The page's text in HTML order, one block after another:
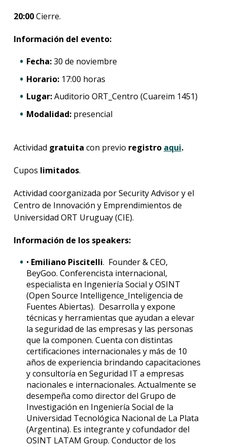
20:00Cierre.
Información del evento:
Fecha:30 de noviembre
Horario:17:00 horas
Lugar:Auditorio ORT_Centro (Cuareim 1451)
Modalidad:presencial
Actividad gratuita con previo registro aqui.
Cupos limitados.
Actividad coorganizada por Security Advisor y el
Centro de Innovación y Emprendimientos de
Universidad ORT Uruguay (CIE).
Información de los speakers:
• Emiliano Piscitelli. Founder & CEO,
BeyGoo. Conferencista internacional,
especialista en Ingeniería Social y OSINT
(Open Source Intelligence_Inteligencia de
Fuentes Abiertas). Desarrolla y expone
técnicas y herramientas que ayudan a elevar
la seguridad de las empresas y las personas
que la componen. Cuenta con distintas
certificaciones internacionales y más de 10
años de experiencia brindando capacitaciones
y consultoría en Seguridad IT a empresas
nacionales e internacionales. Actualmente se
desempeña como director del Grupo de
Investigación en Ingeniería Social de la
Universidad Tecnológica Nacional de La Plata
(Argentina). Es integrante y cofundador del
OSINT LATAM Group. Conductor de los